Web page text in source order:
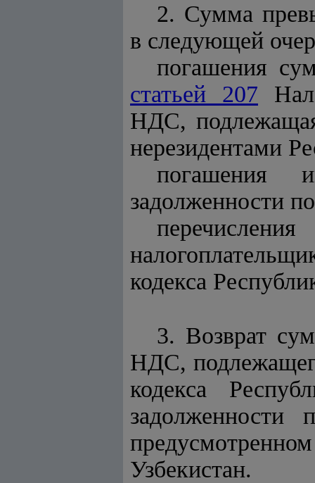
2. Сумма
в следующей
погашения
статьей 207
НДС,
нерезидентами
погашения
задолженности
кодекса
3. Возврат
НДС,
кодекса
задолженности
Узбекистан.